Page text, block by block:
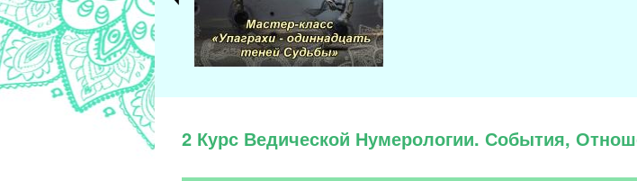
2 Курс Ведической Нумерологии. События,